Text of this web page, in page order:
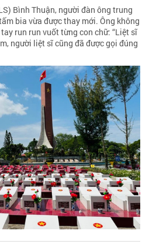
Bình Thuận, người đàn ông trung
bia vừa được thay mới. Ông không
run run vuốt từng con chữ: “Liệt sĩ
người liệt sĩ cũng đã được gọi đúng